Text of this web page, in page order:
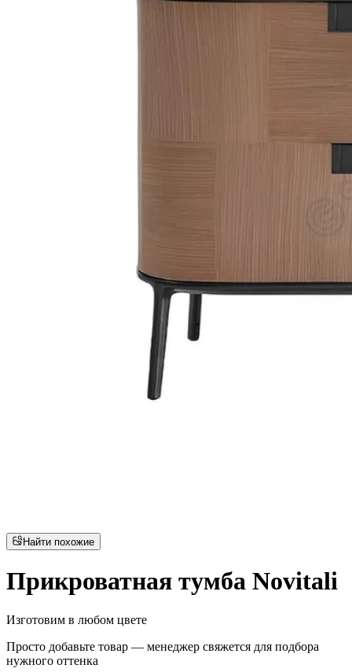
Найти похожие
Прикроватная тумба Novitali
Изготовим в любом цвете
Просто добавьте товар — менеджер свяжется для подбора
нужного оттенка